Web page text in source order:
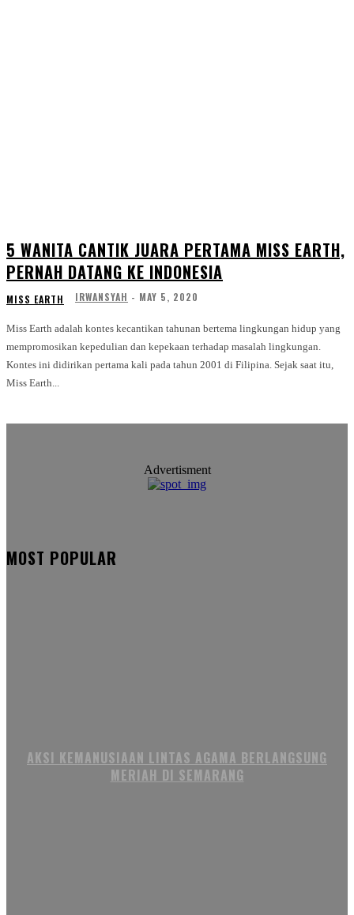
5 WANITA CANTIK JUARA PERTAMA MISS EARTH,
PERNAH DATANG KE INDONESIA
MISS EARTH IRWANSYAH - MAY 5, 2020
Miss Earth adalah kontes kecantikan tahunan bertema lingkungan hidup yang
mempromosikan kepedulian dan kepekaan terhadap masalah lingkungan.
Kontes ini didirikan pertama kali pada tahun 2001 di Filipina. Sejak saat itu,
Miss Earth...
Advertisment
MOST POPULAR
AKSI KEMANUSIAAN LINTAS AGAMA BERLANGSUNG
MERIAH DI SEMARANG